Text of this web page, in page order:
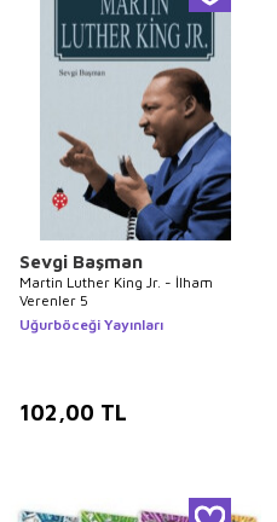
Sevgi Başman
Martin Luther King Jr. - İlham
Verenler 5
Uğurböceği Yayınları
102,00 TL